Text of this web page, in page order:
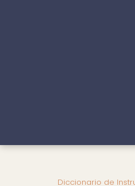
Diccionario de